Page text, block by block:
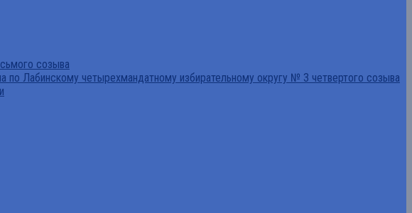
созыва
Лабинскому четырехмандатному избирательному округу № 3 четвертого созыва